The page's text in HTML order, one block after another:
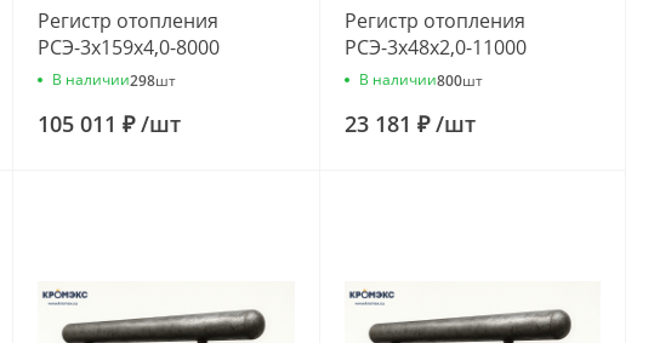
Регистр отопления
РСЭ-3x159x4,0-8000
В наличии298шт
105 011 ₽/шт
Регистр отопления
РСЭ-3x48x2,0-11000
В наличии800шт
23 181 ₽/шт